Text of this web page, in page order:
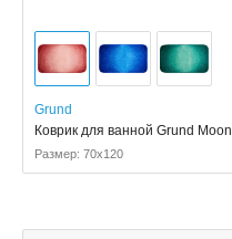
Grund
Коврик для ванной Grund Moon
Размер: 70x120